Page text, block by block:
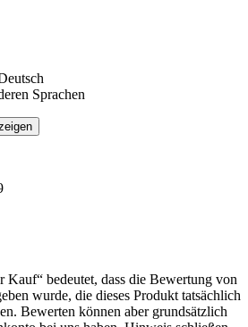
Sprachen
Kauf“ bedeutet, dass die Bewertung von
wurde, die dieses Produkt tatsächlich
Bewerten können aber grundsätzlich